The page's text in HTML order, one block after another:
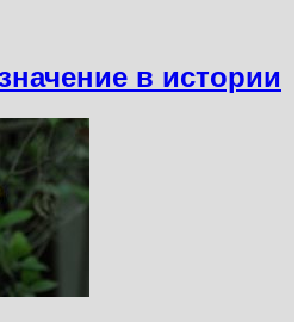
в истории